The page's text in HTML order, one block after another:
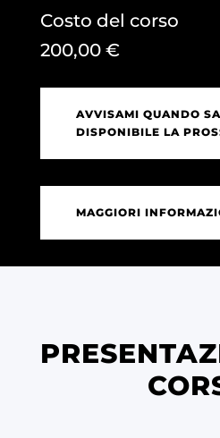
Costo del corso
200,00 €
AVVISAMI QUANDO
DISPONIBILE LA
MAGGIORI